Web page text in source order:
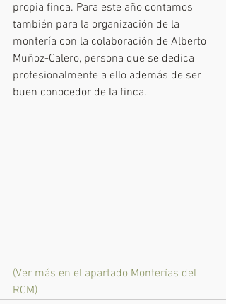
propia finca. Para este año contamos
también para la organización de la
montería con la colaboración de Alberto
Muñoz-Calero, persona que se dedica
profesionalmente a ello además de ser
buen conocedor de la finca.
(Ver más en el apartado Monterías del
RCM)